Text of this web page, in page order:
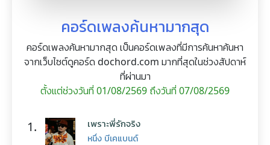
คอร์ดเพลงค้นหามากสุด
คอร์ดเพลงค้นหามากสุด เป็นคอร์ดเพลงที่มีการค้นหาค้นหา
จากเว็บไซต์ดูคอร์ด dochord.com มากที่สุดในช่วงสัปดาห์
ที่ผ่านมา
ตั้งแต่ช่วงวันที่ 01/08/2569 ถึงวันที่ 07/08/2569
1. เพราะพี่รักจริง
หนึ่ง บีเคแบนด์